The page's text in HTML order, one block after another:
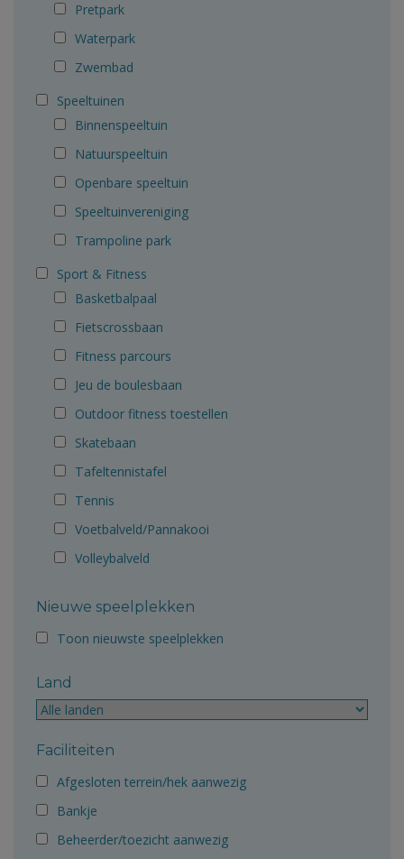
Pretpark
Waterpark
Zwembad
Speeltuinen
Binnenspeeltuin
Natuurspeeltuin
Openbare speeltuin
Speeltuinvereniging
Trampoline park
Sport & Fitness
Basketbalpaal
Fietscrossbaan
Fitness parcours
Jeu de boulesbaan
Outdoor fitness toestellen
Skatebaan
Tafeltennistafel
Tennis
Voetbalveld/Pannakooi
Volleybalveld
Nieuwe speelplekken
Toon nieuwste speelplekken
Land
Faciliteiten
Afgesloten terrein/hek aanwezig
Bankje
Beheerder/toezicht aanwezig